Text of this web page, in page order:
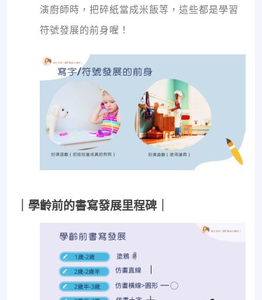
演廚師時，把碎紙當成米飯等，這些都是學習
符號發展的前身喔！
｜學齡前的書寫發展里程碑｜